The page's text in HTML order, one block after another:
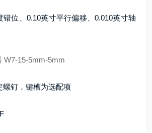
错位、0.10英寸平行偏移、0.010英寸轴
螺钉，键槽为选配项